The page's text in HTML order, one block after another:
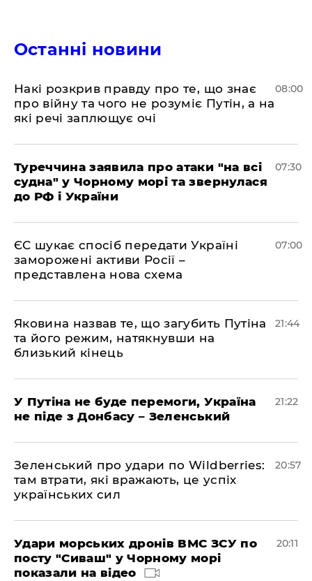
Останні новини
Накі розкрив правду про те, що знає
про війну та чого не розуміє Путін, а на
які речі заплющує очі
08:00
Туреччина заявила про атаки "на всі
судна" у Чорному морі та звернулася
до РФ і України
07:30
ЄС шукає спосіб передати Україні
заморожені активи Росії –
представлена ​​нова схема
07:00
Яковина назвав те, що загубить Путіна
та його режим, натякнувши на
близький кінець
21:44
У Путіна не буде перемоги, Україна
не піде з Донбасу – Зеленський
21:22
Зеленський про удари по Wildberries:
там втрати, які вражають, це успіх
українських сил
20:57
Удари морських дронів ВМС ЗСУ по
посту "Сиваш" у Чорному морі
показали на відео
20:11